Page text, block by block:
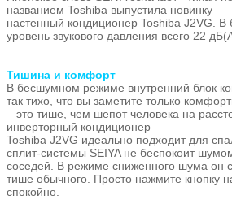
названием Toshiba выпустила новинку –
настенный кондиционер Toshiba J2VG.
уровень звукового давления всего 22
Тишина и комфорт
В бесшумном режиме внутренний блок
так тихо, что вы заметите только
– это тише, чем шепот человека на
инверторный кондиционер
Toshiba J2VG идеально подходит для
сплит-системы SEIYA не беспокоит
соседей. В режиме сниженного шума он
тише обычного. Просто нажмите кнопку
спокойно.